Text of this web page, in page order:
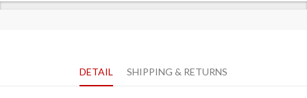
DETAIL SHIPPING & RETURNS